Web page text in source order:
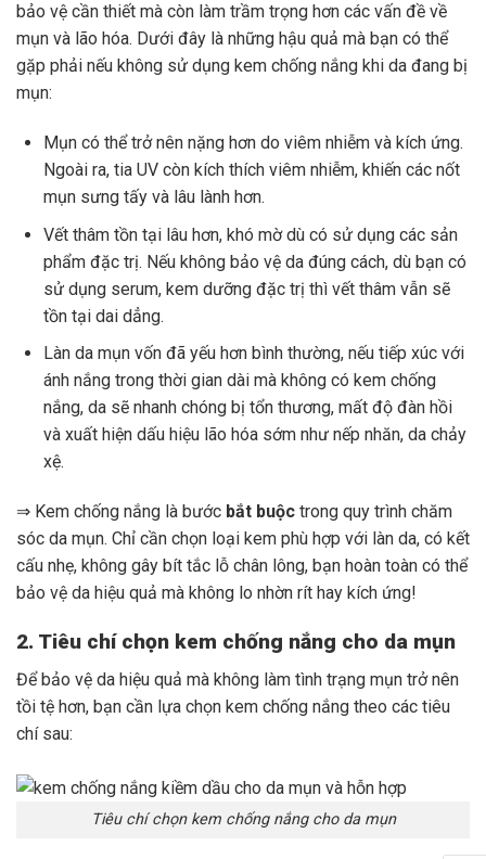
bảo vệ cần thiết mà còn làm trầm trọng hơn các vấn đề về
mụn và lão hóa. Dưới đây là những hậu quả mà bạn có thể
gặp phải nếu không sử dụng kem chống nắng khi da đang bị
mụn:
Mụn có thể trở nên nặng hơn do viêm nhiễm và kích ứng.
Ngoài ra, tia UV còn kích thích viêm nhiễm, khiến các nốt
mụn sưng tấy và lâu lành hơn.
Vết thâm tồn tại lâu hơn, khó mờ dù có sử dụng các sản
phẩm đặc trị. Nếu không bảo vệ da đúng cách, dù bạn có
sử dụng serum, kem dưỡng đặc trị thì vết thâm vẫn sẽ
tồn tại dai dẳng.
Làn da mụn vốn đã yếu hơn bình thường, nếu tiếp xúc với
ánh nắng trong thời gian dài mà không có kem chống
nắng, da sẽ nhanh chóng bị tổn thương, mất độ đàn hồi
và xuất hiện dấu hiệu lão hóa sớm như nếp nhăn, da chảy
xệ.
⇒ Kem chống nắng là bước bắt buộc trong quy trình chăm
sóc da mụn. Chỉ cần chọn loại kem phù hợp với làn da, có kết
cấu nhẹ, không gây bít tắc lỗ chân lông, bạn hoàn toàn có thể
bảo vệ da hiệu quả mà không lo nhờn rít hay kích ứng!
2. Tiêu chí chọn kem chống nắng cho da mụn
Để bảo vệ da hiệu quả mà không làm tình trạng mụn trở nên
tồi tệ hơn, bạn cần lựa chọn kem chống nắng theo các tiêu
chí sau:
Tiêu chí chọn kem chống nắng cho da mụn